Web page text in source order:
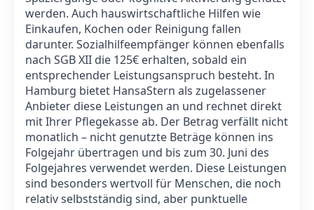
werden. Auch hauswirtschaftliche Hilfen wie
Einkaufen, Kochen oder Reinigung fallen
darunter. Sozialhilfeempfänger können ebenfalls
nach SGB XII die 125€ erhalten, sobald ein
entsprechender Leistungsanspruch besteht. In
Hamburg bietet HansaStern als zugelassener
Anbieter diese Leistungen an und rechnet direkt
mit Ihrer Pflegekasse ab. Der Betrag verfällt nicht
monatlich – nicht genutzte Beträge können ins
Folgejahr übertragen und bis zum 30. Juni des
Folgejahres verwendet werden. Diese Leistungen
sind besonders wertvoll für Menschen, die noch
relativ selbstständig sind, aber punktuelle